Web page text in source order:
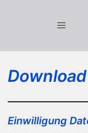
Einwilligung